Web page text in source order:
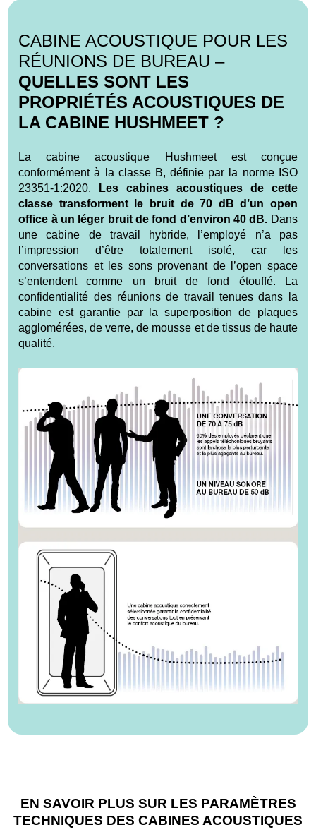
CABINE ACOUSTIQUE POUR LES
RÉUNIONS DE BUREAU –
QUELLES SONT LES
PROPRIÉTÉS ACOUSTIQUES DE
LA CABINE HUSHMEET ?
La cabine acoustique Hushmeet est conçue
conformément à la classe B, définie par la norme ISO
23351-1:2020.
Les cabines acoustiques de cette
classe transforment le bruit de 70 dB d’un open
office à un léger bruit de fond d’environ 40 dB. Dans
une cabine de travail hybride, l’employé n’a pas
l’impression d’être totalement isolé, car les
conversations et les sons provenant de l’open space
s’entendent comme un bruit de fond étouffé. La
confidentialité des réunions de travail tenues dans la
cabine est garantie par la superposition de plaques
agglomérées, de verre, de mousse et de tissus de haute
qualité.
EN SAVOIR PLUS SUR LES PARAMÈTRES
TECHNIQUES DES CABINES ACOUSTIQUES